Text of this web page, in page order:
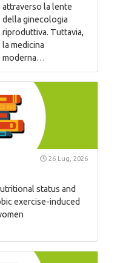
attraverso la lente
della ginecologia
riproduttiva. Tuttavia,
la medicina
moderna…
26 Lug, 2026
status and
exercise-induced